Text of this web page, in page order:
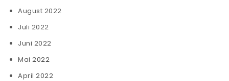
August 2022
Juli 2022
Juni 2022
Mai 2022
April 2022